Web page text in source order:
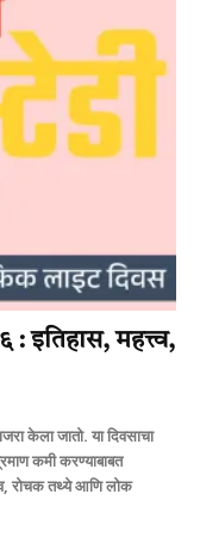
: इतिहास, महत्त्व,
केला जातो. या दिवसाचा
कमी करण्याबाबत
रोचक तथ्ये आणि लोक